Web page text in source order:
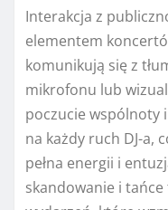
Interakcja z
elementem
komunikują się z
mikrofonu lub
poczucie wspólnoty
na każdy ruch DJ-a,
pełna energii i
skandowanie i